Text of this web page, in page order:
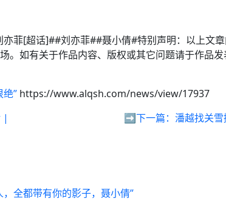
亦菲[超话]##刘亦菲##聂小倩#特别声明：以上文
。如有关于作品内容、版权或其它问题请于作品
” https://www.alqsh.com/news/view/17937
| ➡️下一篇： 潘越找关
全都带有你的影子，聂小倩”